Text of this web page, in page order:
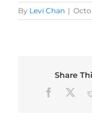
By Levi Chan |
Share
Facebook